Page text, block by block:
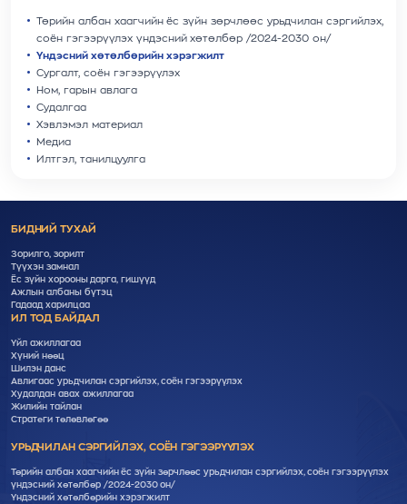
Төрийн албан хаагчийн ёс зүйн зөрчлөөс урьдчилан сэргийлэх,
соён гэгээрүүлэх үндэсний хөтөлбөр /2024-2030 он/
Үндэсний хөтөлбөрийн хэрэгжилт
Cургалт, cоён гэгээрүүлэх
Ном, гарын авлага
Судалгаа
Хэвлэмэл материал
Медиа
Илтгэл, танилцуулга
БИДНИЙ ТУХАЙ
Зорилго, зорилт
Түүхэн замнал
Ёс зүйн хорооны дарга, гишүүд
Ажлын албаны бүтэц
Гадаад харилцаа
ИЛ ТОД БАЙДАЛ
Үйл ажиллагаа
Хүний нөөц
Шилэн данс
Авлигаас урьдчилан сэргийлэх, соён гэгээрүүлэх
Худалдан авах ажиллагаа
Жилийн тайлан
Стратеги төлөвлөгөө
УРЬДЧИЛАН СЭРГИЙЛЭХ, СОЁН ГЭГЭЭРҮҮЛЭХ
Төрийн албан хаагчийн ёс зүйн зөрчлөөс урьдчилан сэргийлэх, соён гэгээрүүлэх
үндэсний хөтөлбөр /2024-2030 он/
Үндэсний хөтөлбөрийн хэрэгжилт